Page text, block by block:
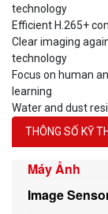
technology
Efficient H.265+
Clear imaging
technology
Focus on human
learning
Water and dust
THÔNG SỐ KỸ
Máy Ảnh
Image